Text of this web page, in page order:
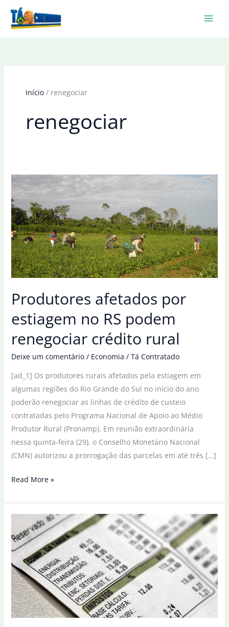
Início renegociar
renegociar
Produtores afetados por
estiagem no RS podem
renegociar crédito rural
Deixe um comentário / Economia / Tá Contratado
[ad_1] Os produtores rurais afetados pela estiagem em
algumas regiões do Rio Grande do Sul no início do ano
poderão renegociar as linhas de crédito de custeio
contratadas pelo Programa Nacional de Apoio ao Médio
Produtor Rural (Pronamp). Em reunião extraordinária
nessa quinta-feira (29), o Conselho Monetário Nacional
(CMN) autorizou a prorrogação das parcelas em até três […]
Produtores
por
estiagem
no
RS
podem
renegociar
crédito
rural
Read More »